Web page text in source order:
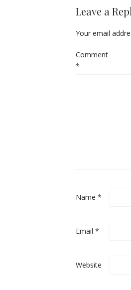
Leave a
Your email
Comment
*
Name *
Email *
Website